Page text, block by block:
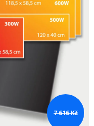
7 616 Kč